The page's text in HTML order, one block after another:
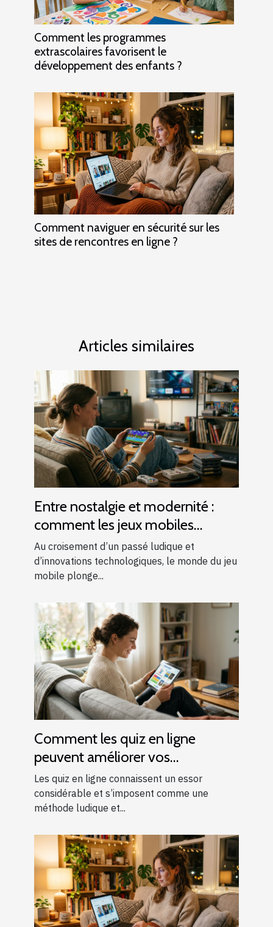
Comment les programmes
extrascolaires favorisent le
développement des enfants ?
Comment naviguer en sécurité sur les
sites de rencontres en ligne ?
Articles similaires
Entre nostalgie et modernité :
comment les jeux mobiles
réinventent le rétro-gaming
Au croisement d’un passé ludique et
d’innovations technologiques, le monde du jeu
mobile plonge...
Comment les quiz en ligne
peuvent améliorer vos
connaissances générales ?
Les quiz en ligne connaissent un essor
considérable et s’imposent comme une
méthode ludique et...